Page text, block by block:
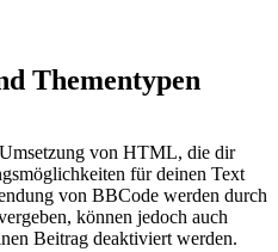
Thementypen
von HTML, die dir
für deinen Text
von BBCode werden durch
können jedoch auch
Beitrag deaktiviert werden.